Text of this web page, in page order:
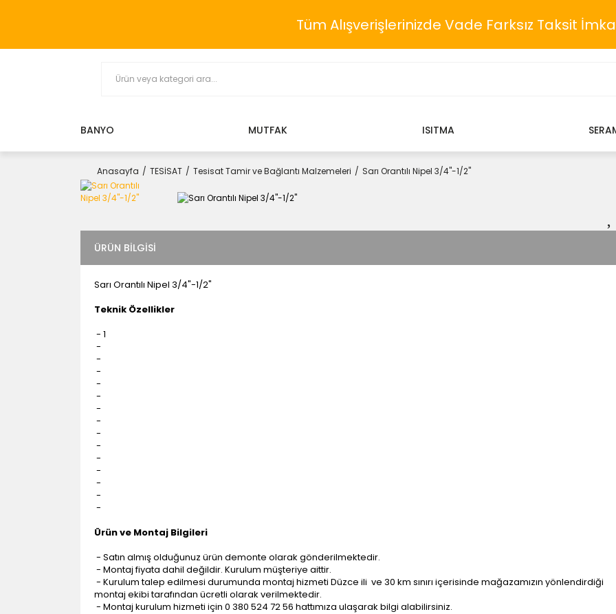
Tüm Alışverişlerinizde Vade Farksız Taksit
BANYO MUTFAK ISITMA
Anasayfa TESİSAT Tesisat Tamir ve Bağlantı Malzemeleri Sarı Orantılı Nipel 3/4''-1/2''
ÜRÜN BILGISI
Sarı Orantılı Nipel 3/4"-1/2"
Teknik Özellikler
- 1
-
-
-
-
-
-
-
-
-
-
-
-
-
-
Ürün ve Montaj Bilgileri
- Satın almış olduğunuz ürün demonte olarak gönderilmektedir.
- Montaj fiyata dahil değildir. Kurulum müşteriye aittir.
- Kurulum talep edilmesi durumunda montaj hizmeti Düzce ili ve 30 km sınırı içerisinde mağazamızın yönlendirdiği
montaj ekibi tarafından ücretli olarak verilmektedir.
- Montaj kurulum hizmeti için 0 380 524 72 56 hattımıza ulaşarak bilgi alabilirsiniz.